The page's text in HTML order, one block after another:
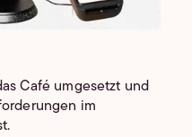
Café umgesetzt und
im